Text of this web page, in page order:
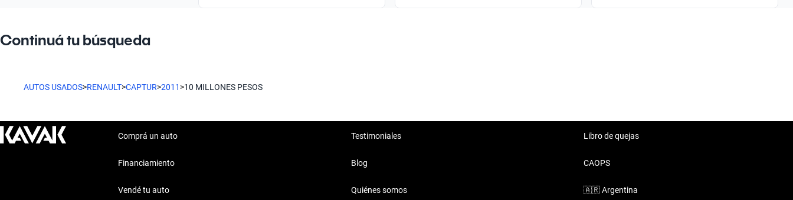
Continuá tu búsqueda
AUTOS USADOS>RENAULT>CAPTUR>2011 >10 MILLONES PESOS
Comprá un auto
Financiamiento
Vendé tu auto
Testimoniales
Blog
Quiénes somos
Libro de quejas
CAOPS
🇦🇷 Argentina